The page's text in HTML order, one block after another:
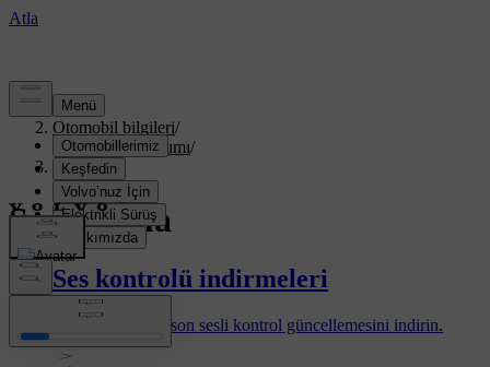
Destek
Otomobil bilgileri/
Otomobil yazılımı/
Ses tanıma
Ses tanıma
Ses kontrolü indirmeleri
Arabanız için en son sesli kontrol güncellemesini indirin.